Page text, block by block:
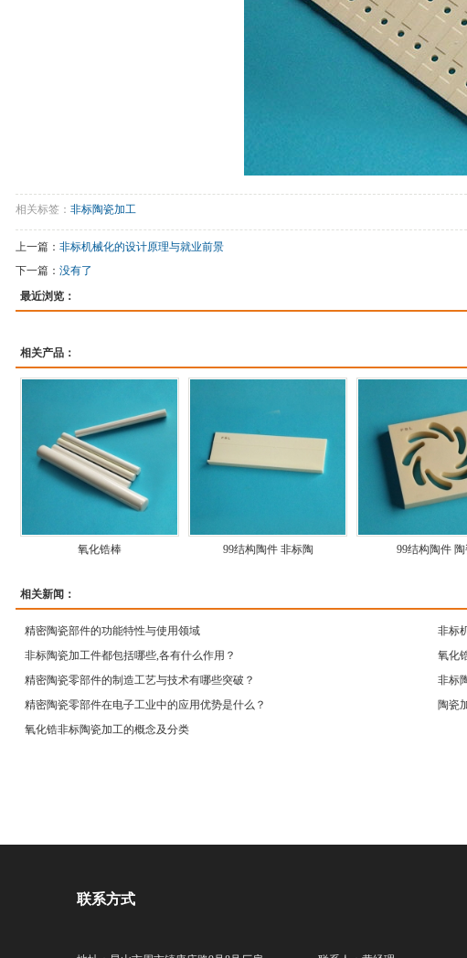
相关标签： 非标陶瓷加工
上一篇： 非标机械化的设计原理与就业前景
下一篇： 没有了
最近浏览：
相关产品：
氧化锆棒 99结构陶件 非标陶 99结构陶件 陶
相关新闻：
精密陶瓷部件的功能特性与使用领域
非标
非标陶瓷加工件都包括哪些,各有什么作用？
氧化
精密陶瓷零部件的制造工艺与技术有哪些突破？
非标
精密陶瓷零部件在电子工业中的应用优势是什么？
陶瓷
氧化锆非标陶瓷加工的概念及分类
联系方式